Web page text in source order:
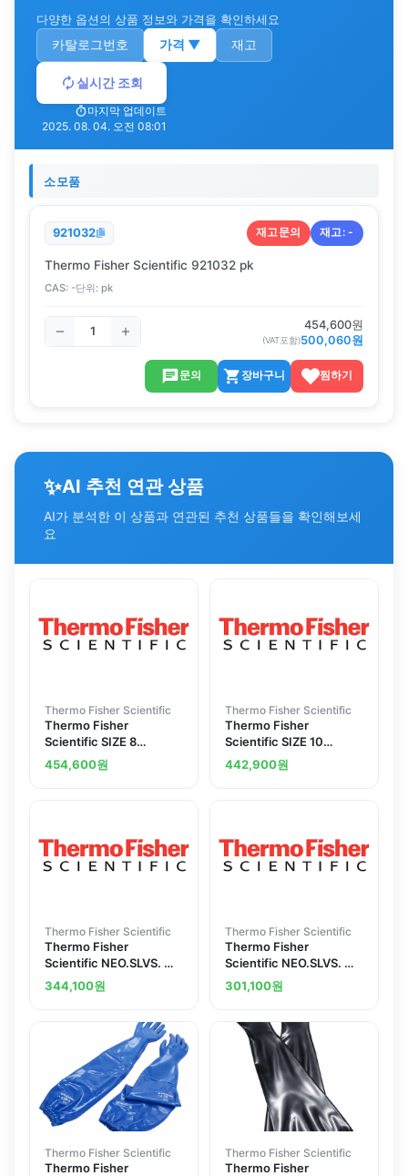
다양한 옵션의 상품 정보와 가격을 확인하세요
카탈로그번호 가격 ▼ 재고
실시간 조회
마지막 업데이트
2025. 08. 04. 오전 08:01
소모품
921032 재고문의 재고:-
Thermo Fisher Scientific 921032 pk
CAS: -단위: pk
454,600원
(VAT포함)500,060원
문의 장바구니 찜하기
✨AI 추천 연관 상품
AI가 분석한 이 상품과 연관된 추천 상품들을 확인해보세
요
Thermo Fisher Scientific
Thermo Fisher
Scientific SIZE 8
NEOPRENE GLOVE-DOZ
454,600원
Thermo Fisher Scientific
Thermo Fisher
Scientific SIZE 10
NEOPRENE GLOVE-DZ
442,900원
Thermo Fisher Scientific
Thermo Fisher
Scientific NEO.SLVS. W
SIZE 10 GLOVES
344,100원
Thermo Fisher Scientific
Thermo Fisher
Scientific NEO.SLVS. W
SIZE GLOVES
301,100원
Thermo Fisher Scientific
Thermo Fisher
Thermo Fisher Scientific
Thermo Fisher